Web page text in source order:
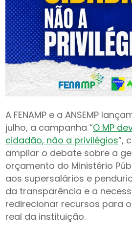
A FENAMP e a ANSEMP
julho, a campanha “O MP
cidadão, não a privilégios”,
ampliar o debate sobre a
orçamento do Ministério
aos supersalários e
da transparência e a
redirecionar recursos para
real da instituição.